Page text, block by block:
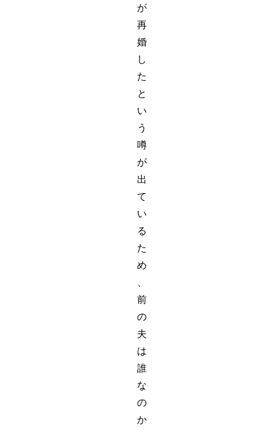
が
再
婚
し
た
と
い
う
噂
が
出
て
い
る
た
め
前
の
夫
は
誰
な
の
か